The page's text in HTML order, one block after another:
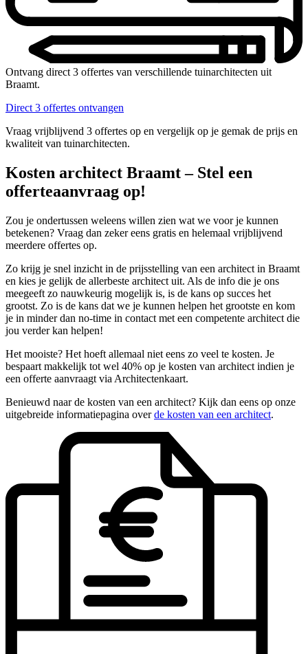
Ontvang direct 3 offertes van verschillende tuinarchitecten uit
Braamt.
Direct 3 offertes ontvangen
Vraag vrijblijvend 3 offertes op en vergelijk op je gemak de prijs en
kwaliteit van tuinarchitecten.
Kosten architect Braamt – Stel een
offerteaanvraag op!
Zou je ondertussen weleens willen zien wat we voor je kunnen
betekenen? Vraag dan zeker eens gratis en helemaal vrijblijvend
meerdere offertes op.
Zo krijg je snel inzicht in de prijsstelling van een architect in Braamt
en kies je gelijk de allerbeste architect uit. Als de info die je ons
meegeeft zo nauwkeurig mogelijk is, is de kans op succes het
grootst. Zo is de kans dat we je kunnen helpen het grootste en kom
je in minder dan no-time in contact met een competente architect die
jou verder kan helpen!
Het mooiste? Het hoeft allemaal niet eens zo veel te kosten. Je
bespaart makkelijk tot wel 40% op je kosten van architect indien je
een offerte aanvraagt via Architectenkaart.
Benieuwd naar de kosten van een architect? Kijk dan eens op onze
uitgebreide informatiepagina overde kosten van een architect.